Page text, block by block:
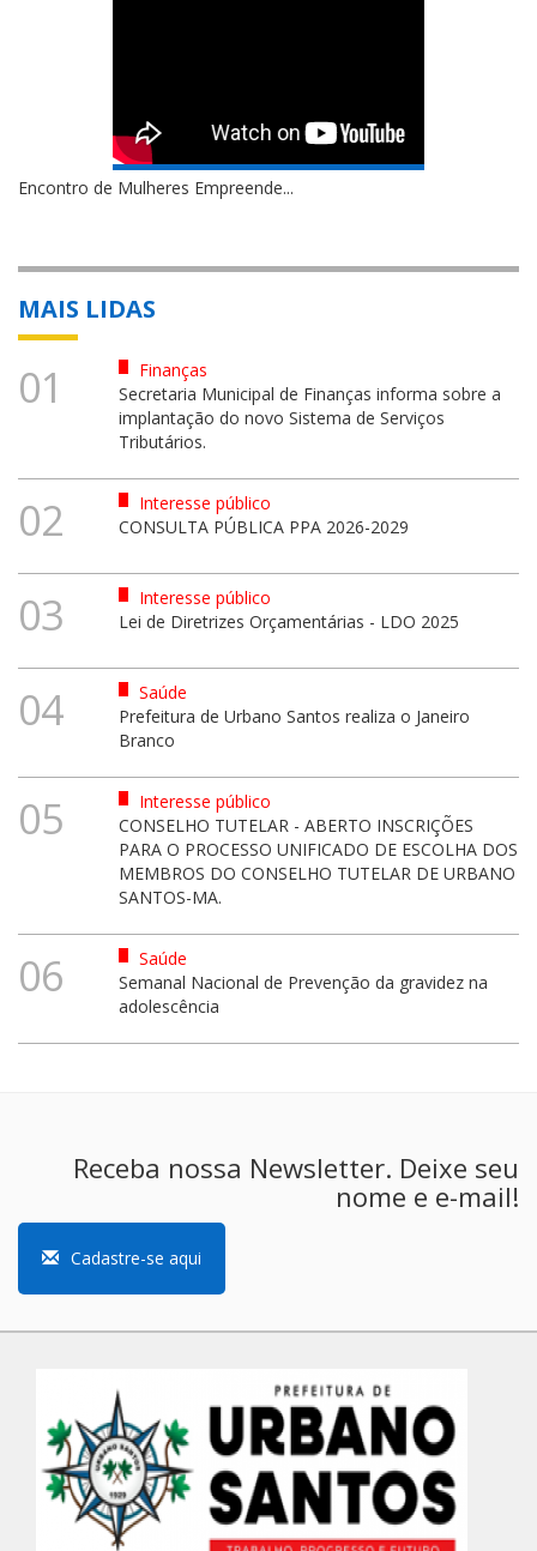
Encontro de Mulheres Empreende...
MAIS LIDAS
01
Finanças
Secretaria Municipal de Finanças informa sobre a
implantação do novo Sistema de Serviços
Tributários.
02
Interesse público
CONSULTA PÚBLICA PPA 2026-2029
03
Interesse público
Lei de Diretrizes Orçamentárias - LDO 2025
04
Saúde
Prefeitura de Urbano Santos realiza o Janeiro
Branco
05
Interesse público
CONSELHO TUTELAR - ABERTO INSCRIÇÕES
PARA O PROCESSO UNIFICADO DE ESCOLHA DOS
MEMBROS DO CONSELHO TUTELAR DE URBANO
SANTOS-MA.
06
Saúde
Semanal Nacional de Prevenção da gravidez na
adolescência
Receba nossa Newsletter. Deixe seu
nome e e-mail!
Cadastre-se aqui